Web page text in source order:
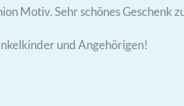
Motiv. Sehr schönes Geschenk
und Angehörigen!